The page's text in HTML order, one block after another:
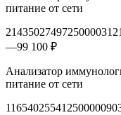
питание от сети
2143502749725000031
—99 100 ₽
Анализатор
питание от сети
1165402554125000009